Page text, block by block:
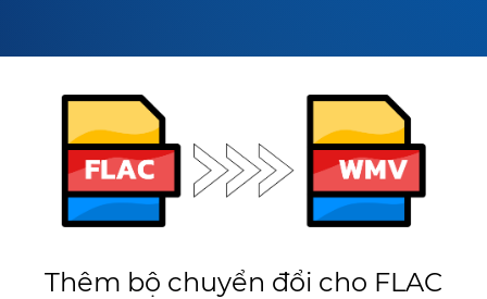
Thêm bộ chuyển đổi cho FLAC